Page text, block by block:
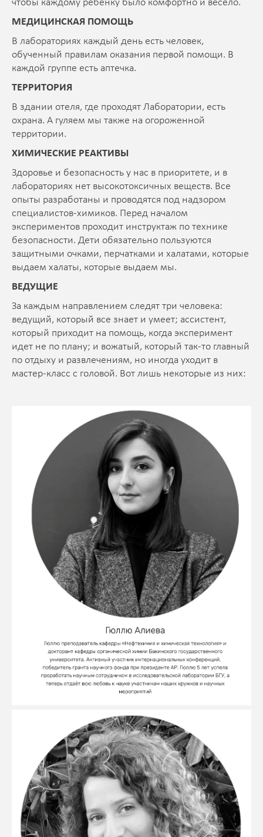
чтобы каждому ребенку было комфортно и весело.
МЕДИЦИНСКАЯ ПОМОЩЬ
В лабораториях каждый день есть человек,
обученный правилам оказания первой помощи. В
каждой группе есть аптечка.
ТЕРРИТОРИЯ
В здании отеля, где проходят Лаборатории, есть
охрана. А гуляем мы также на огороженной
территории.
ХИМИЧЕСКИЕ РЕАКТИВЫ
Здоровье и безопасность у нас в приоритете, и в
лабораториях нет высокотоксичных веществ. Все
опыты разработаны и проводятся под надзором
специалистов-химиков. Перед началом
экспериментов проходит инструктаж по технике
безопасности. Дети обязательно пользуются
защитными очками, перчатками и халатами, которые
выдаем халаты, которые выдаем мы.
ВЕДУЩИЕ
За каждым направлением следят три человека:
ведущий, который все знает и умеет; ассистент,
который приходит на помощь, когда эксперимент
идет не по плану; и вожатый, который так-то главный
по отдыху и развлечениям, но иногда уходит в
мастер-класс с головой. Вот лишь некоторые из них: